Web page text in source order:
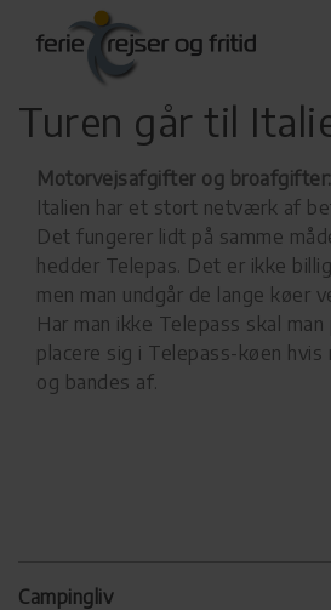
Turen går til
Motorvejsafgifter og broafgifter:
Italien har et stort netværk af
Det fungerer lidt på samme
hedder Telepas. Det er ikke
men man undgår de lange køer
Har man ikke Telepass skal
placere sig i Telepass-køen
og bandes af.
Campingliv